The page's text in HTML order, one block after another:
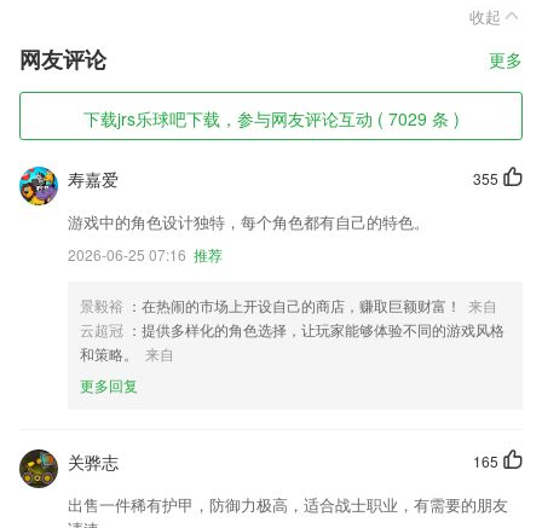
收起
网友评论 更多
下载jrs乐球吧下载，参与网友评论互动 ( 7029 条 )
355
寿嘉爱
游戏中的角色设计独特，每个角色都有自己的特色。
2026-06-25 07:16 推荐
景毅裕 ：在热闹的市场上开设自己的商店，赚取巨额财富！
来自
云超冠 ：提供多样化的角色选择，让玩家能够体验不同的游戏风格
和策略。
来自
更多回复
165
关骅志
出售一件稀有护甲，防御力极高，适合战士职业，有需要的朋友